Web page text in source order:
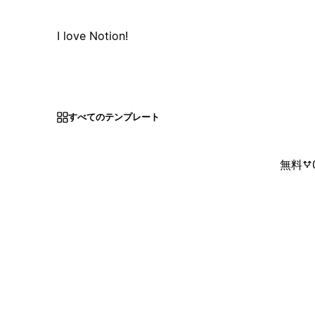
I love Notion!
すべてのテンプレート
無料